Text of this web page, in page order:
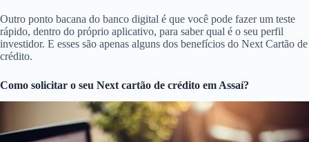
Outro ponto bacana do banco digital é que você pode fazer um teste
rápido, dentro do próprio aplicativo, para saber qual é o seu perfil
investidor. E esses são apenas alguns dos benefícios do Next Cartão de
crédito.
Como solicitar o seu Next cartão de crédito em Assaí?